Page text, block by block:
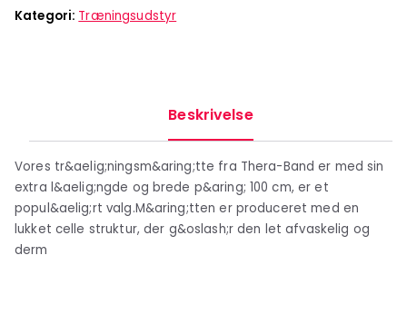
Kategori: Træningsudstyr
Beskrivelse
Vores tr&aelig;ningsm&aring;tte fra Thera-Band er med sin
extra l&aelig;ngde og brede p&aring; 100 cm, er et
popul&aelig;rt valg.M&aring;tten er produceret med en
lukket celle struktur, der g&oslash;r den let afvaskelig og
derm